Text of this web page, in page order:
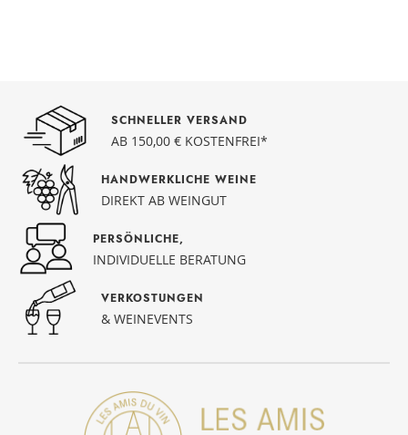
SCHNELLER VERSAND
AB 150,00 € KOSTENFREI*
HANDWERKLICHE WEINE
DIREKT AB WEINGUT
PERSÖNLICHE,
INDIVIDUELLE BERATUNG
VERKOSTUNGEN
& WEINEVENTS